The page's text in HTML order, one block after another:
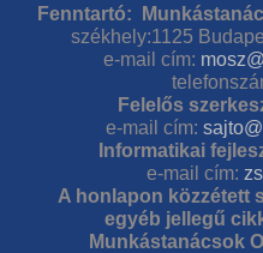
Fenntartó:
székhely:1125
e-mail cím:
Felelős
e-mail cím:
Informatikai
e-mail cím:
A honlapon közzétett
egyéb jellegű
Munkástanácsok